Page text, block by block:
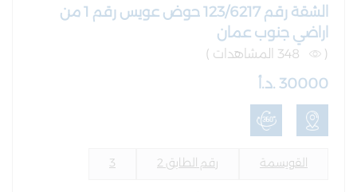
الشقة رقم 123/6217 حوض عويس رقم 1 من
اراضي جنوب عمان
(
30000 .د.أ
القويسمة رقم الطابق 2 3